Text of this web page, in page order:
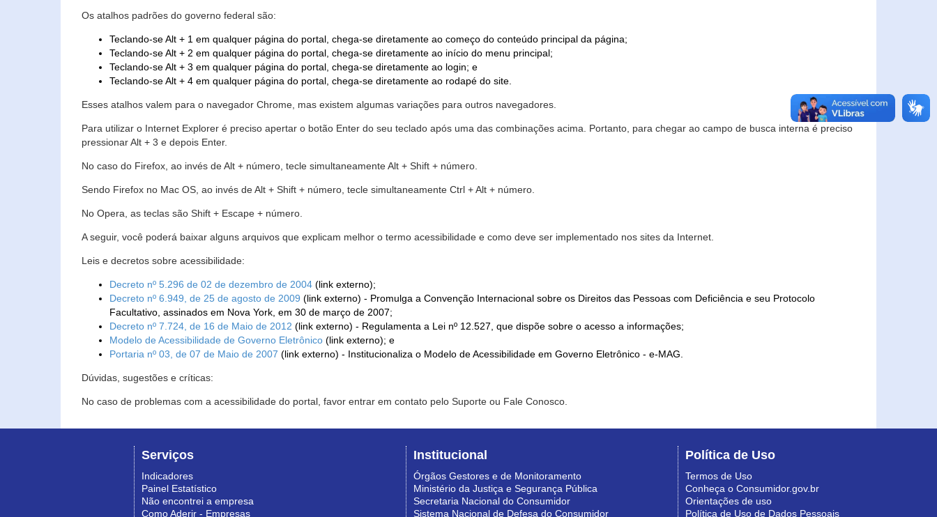
Os atalhos padrões do governo federal são:
Teclando-se Alt + 1 em qualquer página do portal, chega-se diretamente ao começo do conteúdo principal da página;
Teclando-se Alt + 2 em qualquer página do portal, chega-se diretamente ao início do menu principal;
Teclando-se Alt + 3 em qualquer página do portal, chega-se diretamente ao login; e
Teclando-se Alt + 4 em qualquer página do portal, chega-se diretamente ao rodapé do site.
Esses atalhos valem para o navegador Chrome, mas existem algumas variações para outros navegadores.
Para utilizar o Internet Explorer é preciso apertar o botão Enter do seu teclado após uma das combinações acima. Portanto, para chegar ao campo de busca interna é preciso
pressionar Alt + 3 e depois Enter.
No caso do Firefox, ao invés de Alt + número, tecle simultaneamente Alt + Shift + número.
Sendo Firefox no Mac OS, ao invés de Alt + Shift + número, tecle simultaneamente Ctrl + Alt + número.
No Opera, as teclas são Shift + Escape + número.
A seguir, você poderá baixar alguns arquivos que explicam melhor o termo acessibilidade e como deve ser implementado nos sites da Internet.
Leis e decretos sobre acessibilidade:
Decreto nº 5.296 de 02 de dezembro de 2004 (link externo);
Decreto nº 6.949, de 25 de agosto de 2009 (link externo) - Promulga a Convenção Internacional sobre os Direitos das Pessoas com Deficiência e seu Protocolo
Facultativo, assinados em Nova York, em 30 de março de 2007;
Decreto nº 7.724, de 16 de Maio de 2012 (link externo) - Regulamenta a Lei nº 12.527, que dispõe sobre o acesso a informações;
Modelo de Acessibilidade de Governo Eletrônico (link externo); e
Portaria nº 03, de 07 de Maio de 2007 (link externo) - Institucionaliza o Modelo de Acessibilidade em Governo Eletrônico - e-MAG.
Dúvidas, sugestões e críticas:
No caso de problemas com a acessibilidade do portal, favor entrar em contato pelo Suporte ou Fale Conosco.
Serviços
Indicadores
Painel Estatístico
Não encontrei a empresa
Como Aderir - Empresas
Institucional
Órgãos Gestores e de Monitoramento
Ministério da Justiça e Segurança Pública
Secretaria Nacional do Consumidor
Sistema Nacional de Defesa do Consumidor
Política de Uso
Termos de Uso
Conheça o Consumidor.gov.br
Orientações de uso
Política de Uso de Dados Pessoais